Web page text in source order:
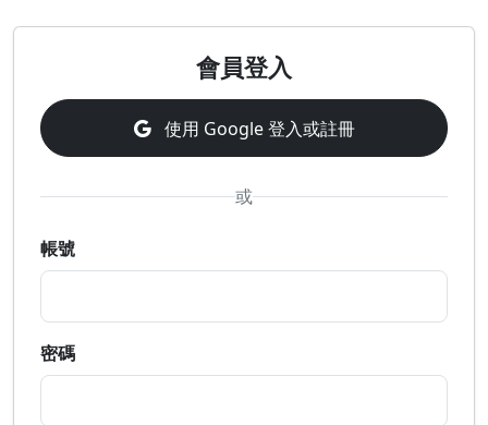
會員登入
使用 Google 登入或註冊
或
帳號
密碼